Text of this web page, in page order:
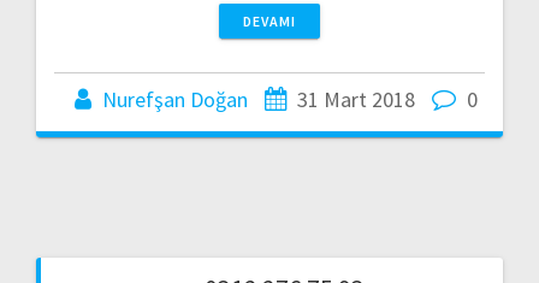
DEVAMI
Nurefşan Doğan 31 Mart 2018 0